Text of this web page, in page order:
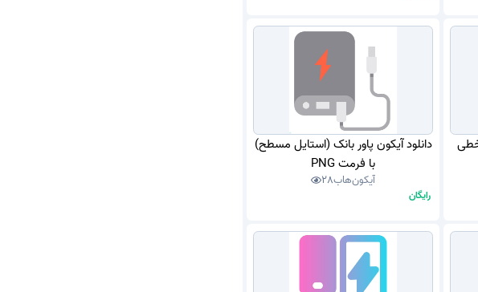
خطی
دانلود آیکون پاور بانک (استایل مسطح)
با فرمت PNG
آیکون‌هاب28
رایگان